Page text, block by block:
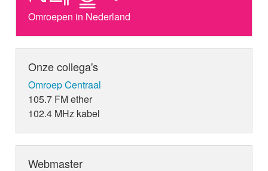
Omroepen in Nederland
Onze collega's
Omroep Centraal
105.7 FM ether
102.4 MHz kabel
Webmaster